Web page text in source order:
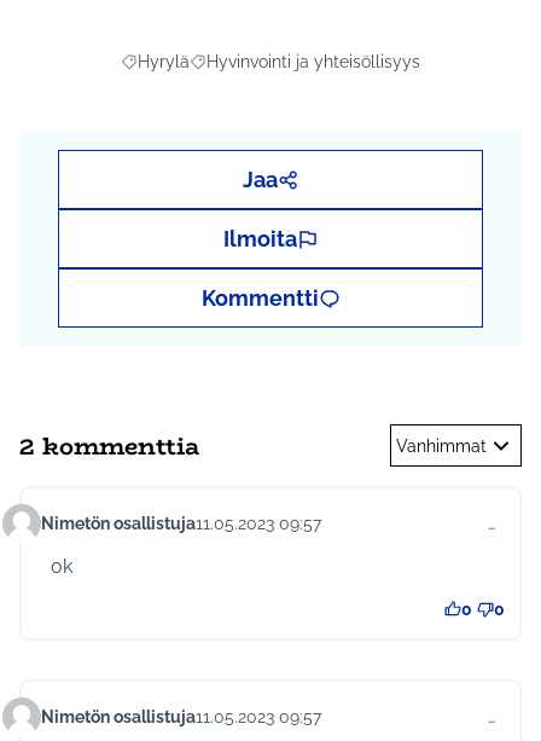
Rajaa tulokset aihepiirin mukaan: Hyrylä
Hyrylä Rajaa tulokset teeman mukaan: Hyvinvointi
Hyvinvointi ja yhteisöllisyys
Jaa
Ilmoita
Kommentti
2 kommenttia Vanhimmat
Kommentti 881
Nimetön osallistuja11.05.2023 09:57 …
ok
0 0
Kommentti 882
Nimetön osallistuja11.05.2023 09:57 …